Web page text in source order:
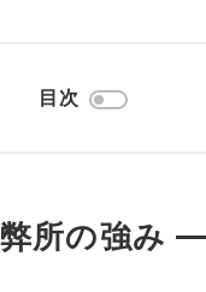
目次
弊所の強み